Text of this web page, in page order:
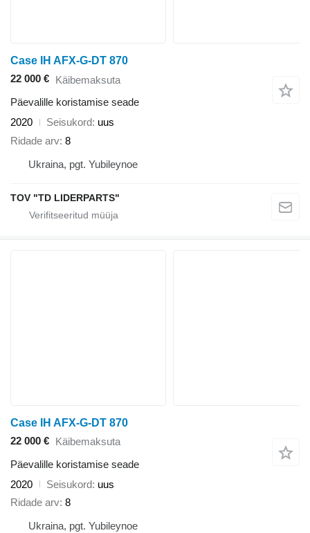
Case IH AFX-G-DT 870
22 000 € Käibemaksuta
Päevalille koristamise seade
2020
Seisukord uus
Ridade arv 8
Ukraina, pgt. Yubileynoe
TOV "TD LIDERPARTS"
Case IH AFX-G-DT 870
22 000 € Käibemaksuta
Päevalille koristamise seade
2020
Seisukord uus
Ridade arv 8
Ukraina, pgt. Yubileynoe